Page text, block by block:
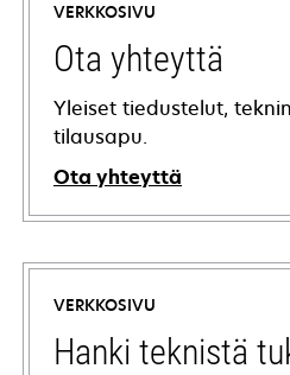
VERKKOSIVU
Ota yhteyttä
Yleiset tiedustelut,
tilausapu.
Ota yhteyttä
VERKKOSIVU
Hanki teknistä